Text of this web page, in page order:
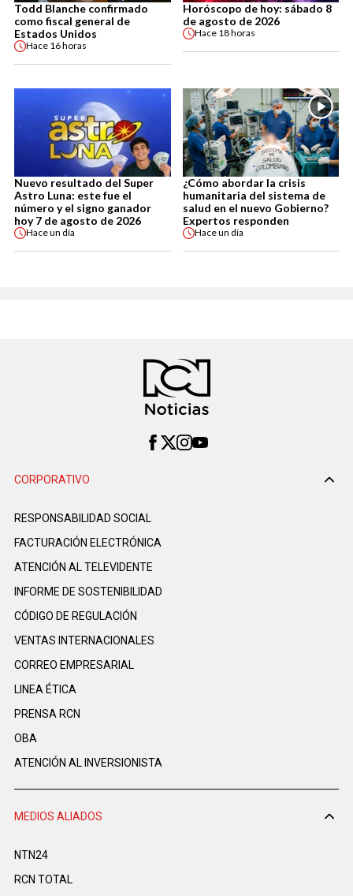
Todd Blanche confirmado
como fiscal general de
Estados Unidos
Hace 16 horas
Horóscopo de hoy: sábado 8
de agosto de 2026
Hace 18 horas
Nuevo resultado del Super
Astro Luna: este fue el
número y el signo ganador
hoy 7 de agosto de 2026
Haceun día
¿Cómo abordar la crisis
humanitaria del sistema de
salud en el nuevo Gobierno?
Expertos responden
Haceun día
CORPORATIVO
RESPONSABILIDAD SOCIAL
FACTURACIÓN ELECTRÓNICA
ATENCIÓN AL TELEVIDENTE
INFORME DE SOSTENIBILIDAD
CÓDIGO DE REGULACIÓN
VENTAS INTERNACIONALES
CORREO EMPRESARIAL
LINEA ÉTICA
PRENSA RCN
OBA
ATENCIÓN AL INVERSIONISTA
MEDIOS ALIADOS
NTN24
RCN TOTAL